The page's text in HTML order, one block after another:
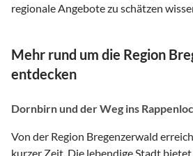
regionale Angebote zu schätzen
Mehr rund um die Region
entdecken
Dornbirn und der Weg ins
Von der Region Bregenzerwald
kurzer Zeit. Die lebendige Stadt bietet